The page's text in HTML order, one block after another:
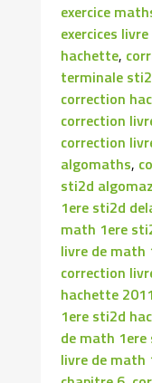
exercice
exercices
hachette,
terminale
correction
correction
correction
algomaths,
sti2d
1ere sti2d
math 1ere
livre de math
correction
hachette
1ere sti2d
de math
livre de math